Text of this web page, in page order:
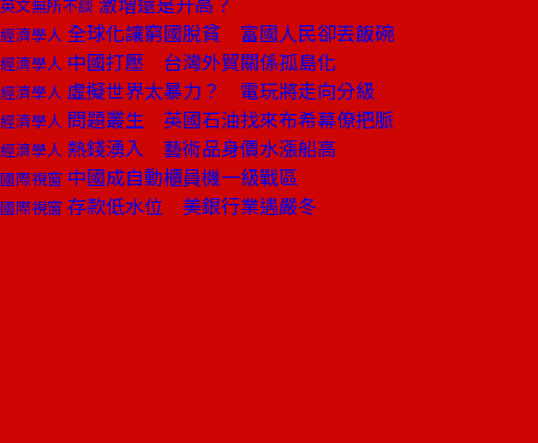
英文無所不談
經濟學人 全球化讓窮國脫貧 富國人民卻丟飯碗
經濟學人 中國打壓 台灣外貿關係孤島化
經濟學人 虛擬世界太暴力？ 電玩將走向分級
經濟學人 問題叢生 英國石油找來布希幕僚把脈
經濟學人 熱錢湧入 藝術品身價水漲船高
國際視窗 中國成自動櫃員機一級戰區
國際視窗 存款低水位 美銀行業遇嚴冬